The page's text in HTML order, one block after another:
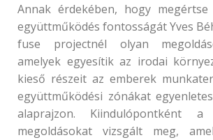
Annak érdekében, hogy
együttműködés fontosságát Yves
fuse projectnél olyan
amelyek egyesítik az irodai
kieső részeit az emberek
együttműködési zónákat
alaprajzon. Kiindulópontként
megoldásokat vizsgált meg,